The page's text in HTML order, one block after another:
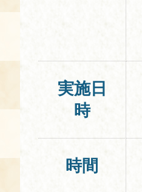
実施日
時
時間